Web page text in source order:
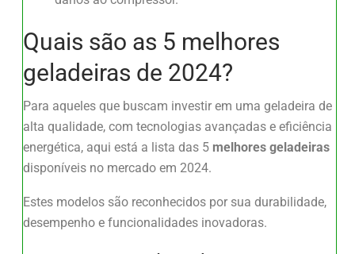
Quais são as 5 melhores
geladeiras de 2024?
Para aqueles que buscam investir em uma geladeira de
alta qualidade, com tecnologias avançadas e eficiência
energética, aqui está a lista das 5 melhores geladeiras
disponíveis no mercado em 2024.
Estes modelos são reconhecidos por sua durabilidade,
desempenho e funcionalidades inovadoras.